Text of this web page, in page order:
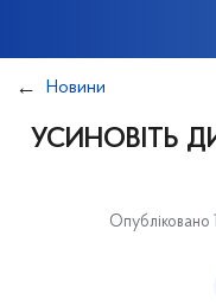
Новини
УСИНОВІТЬ
Опубліковано